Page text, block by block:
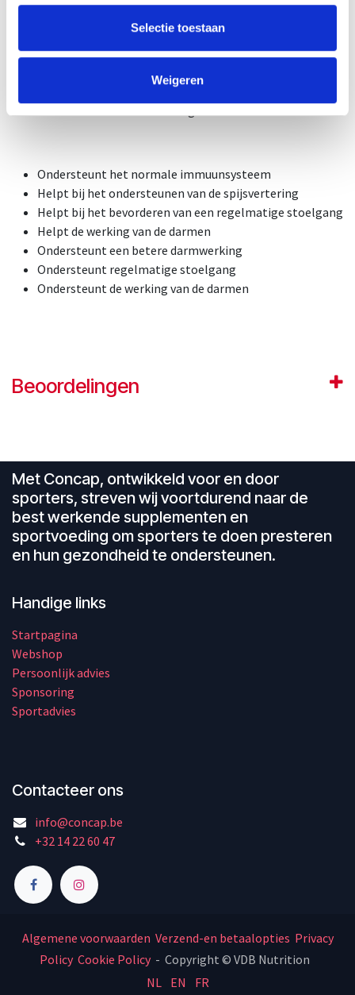
Selectie toestaan
Weigeren
draagt bij aan darmcomfort
bevordert gewichtsverlies
Aloë Vera
Ondersteunt de inwendige reiniging
Ondersteunt het normale immuunsysteem
Helpt bij het ondersteunen van de spijsvertering
Helpt bij het bevorderen van een regelmatige stoelgang
Helpt de werking van de darmen
Ondersteunt een betere darmwerking
Ondersteunt regelmatige stoelgang
Ondersteunt de werking van de darmen
Beoordelingen
Met Concap, ontwikkeld voor en door
sporters, streven wij voortdurend naar de
best werkende supplementen en
sportvoeding om sporters te doen presteren
en hun gezondheid te ondersteunen.
Handige links
Startpagina
Webshop
Persoonlijk advies
Sponsoring
Sportadvies
Contacteer ons
info@concap.be
+32 14 22 60 47
Algemene voorwaarden Verzend-en betaalopties Privacy
Policy Cookie Policy- Copyright © VDB Nutrition
NL
EN FR